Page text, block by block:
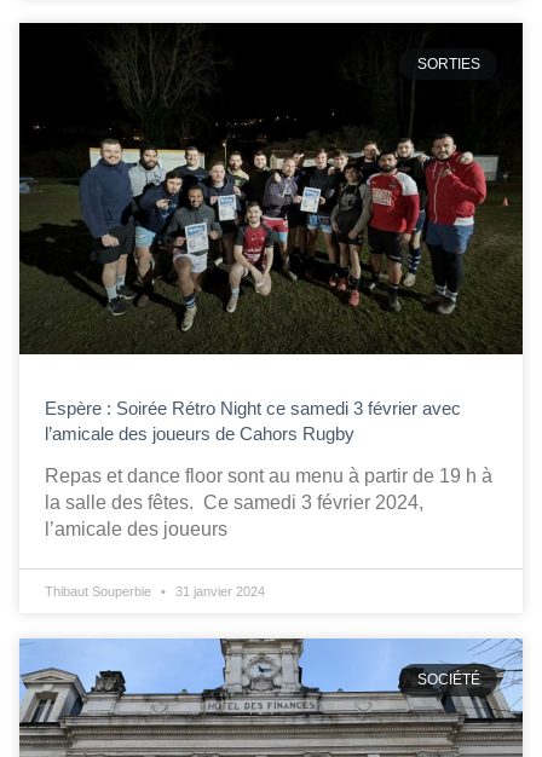
SORTIES
Espère : Soirée Rétro Night ce samedi 3 février avec
l’amicale des joueurs de Cahors Rugby
Repas et dance floor sont au menu à partir de 19 h à
la salle des fêtes. Ce samedi 3 février 2024,
l’amicale des joueurs
Thibaut Souperbie 31 janvier 2024
SOCIÉTÉ